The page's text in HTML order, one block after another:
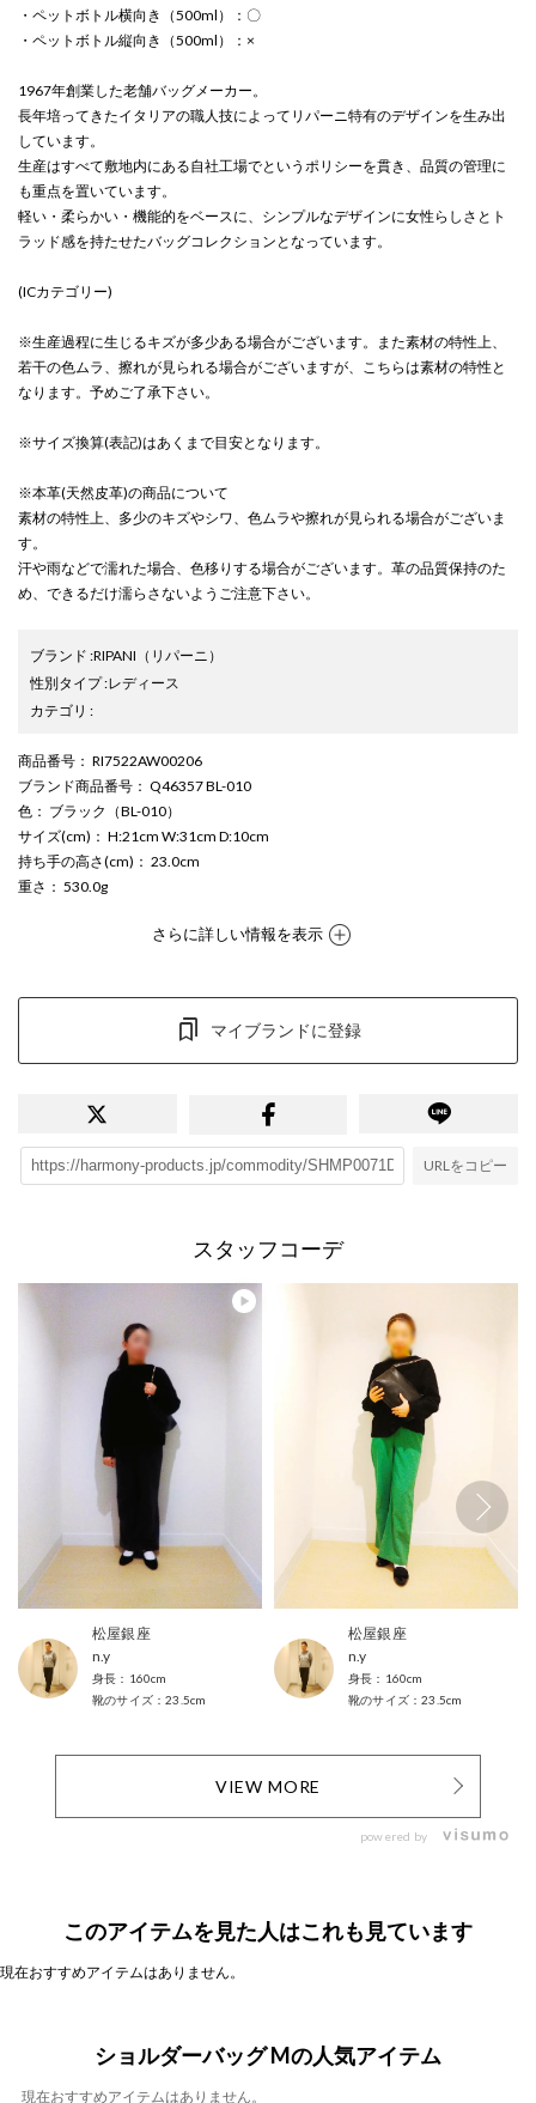
・ペットボトル横向き（500ml）：〇
・ペットボトル縦向き（500ml）：×
1967年創業した老舗バッグメーカー。
長年培ってきたイタリアの職人技によってリパーニ特有のデザインを生み出
しています。
生産はすべて敷地内にある自社工場でというポリシーを貫き、品質の管理に
も重点を置いています。
軽い・柔らかい・機能的をベースに、シンプルなデザインに女性らしさとト
ラッド感を持たせたバッグコレクションとなっています。
(ICカテゴリー)
※生産過程に生じるキズが多少ある場合がございます。また素材の特性上、
若干の色ムラ、擦れが見られる場合がございますが、こちらは素材の特性と
なります。予めご了承下さい。
※サイズ換算(表記)はあくまで目安となります。
※本革(天然皮革)の商品について
素材の特性上、多少のキズやシワ、色ムラや擦れが見られる場合がございま
す。
汗や雨などで濡れた場合、色移りする場合がございます。革の品質保持のた
め、できるだけ濡らさないようご注意下さい。
ブランド :RIPANI （リパーニ）
性別タイプ:レディース
カテゴリ :
商品番号 ： RI7522AW00206
ブランド商品番号 ： Q46357 BL-010
色 ： ブラック（BL-010）
サイズ(cm) ： H:21cm W:31cm D:10cm
持ち手の高さ(cm) ： 23.0cm
重さ ： 530.0g
さらに詳しい情報を表示
マイブランドに登録
URLをコピー
スタッフコーデ
松屋銀座
n.y
160cm
23.5cm
松屋銀座
n.y
160cm
23.5cm
VIEW MORE
powered by
このアイテムを見た人はこれも見ています
現在おすすめアイテムはありません。
ショルダーバッグ Mの人気アイテム
現在おすすめアイテムはありません。